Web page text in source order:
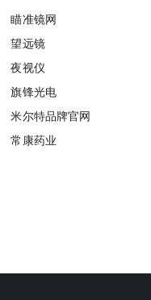
瞄准镜网
望远镜
夜视仪
旗锋光电
米尔特品牌官网
常康药业